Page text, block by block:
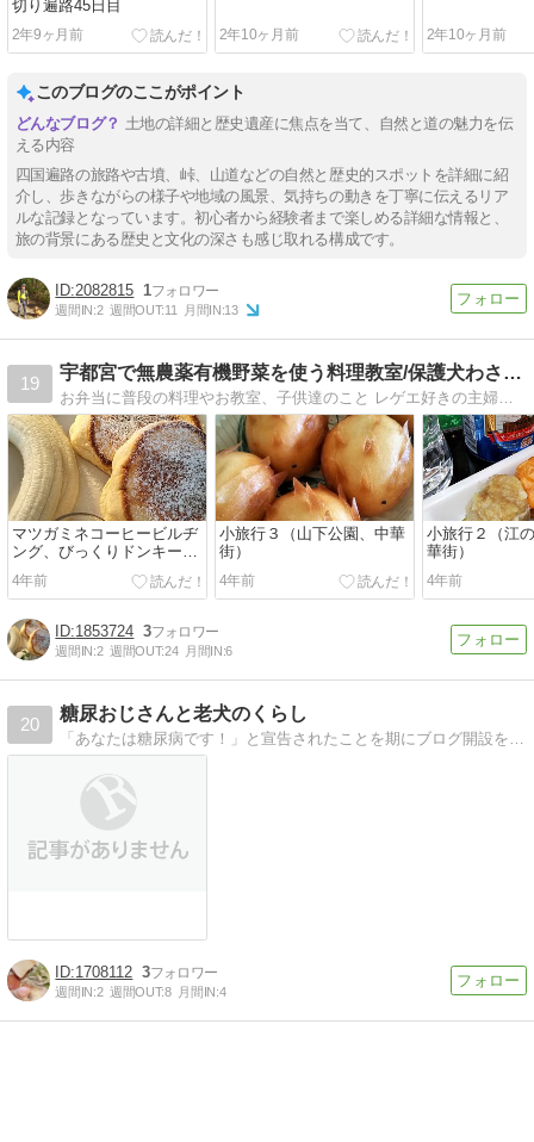
切り遍路45日目
2年9ヶ月前
2年10ヶ月前 2年10ヶ月前
このブログのここがポイント
土地の詳細と歴史遺産に焦点を当て、自然と道の魅力を伝
える内容
四国遍路の旅路や古墳、峠、山道などの自然と歴史的スポットを詳細に紹
介し、歩きながらの様子や地域の風景、気持ちの動きを丁寧に伝えるリア
ルな記録となっています。初心者から経験者まで楽しめる詳細な情報と、
旅の背景にある歴史と文化の深さも感じ取れる構成です。
2082815 1
週間IN:2 週間OUT:11 月間IN:13
19
宇都宮で無農薬有機野菜を使う料理教室/保護犬わさびとの生活
お弁当に普段の料理やお教室、子供達のこと レゲエ好きの主婦が気長にやってる、料理教室のことやら日常のこと。保護犬わさびとの生活など書いてます。
マツガミネコーヒービルヂ
ング、びっくりドンキーモ
ーニング、ミスドなど
4年前
小旅行３（山下公園、中華
街）
4年前
小旅行２（江
華街）
4年前
1853724 3
週間IN:2 週間OUT:24 月間IN:6
20
糖尿おじさんと老犬のくらし
「あなたは糖尿病です！」と宣告されたことを期にブログ開設を決意！ 世界遺産の麓で老犬と糖尿病と向き合うおじさんの記録です。 他にも田舎暮らしの体験談や趣味のこ…
1708112 3
週間IN:2 週間OUT:8 月間IN:4